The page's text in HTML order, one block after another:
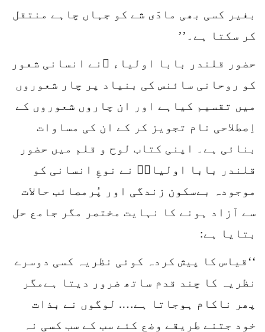
بغیر کسی بھی مادّی شے کو جہاں چاہے منتقل
کر سکتا ہے۔’’
حضور قلندر بابا اولیاء ؒنے انسانی شعور
کو روحانی سائنس کی بنیاد پر چار شعوروں
میں تقسیم کیاہے اور ان چاروں شعوروں کے
اِصطلاحی نام تجویز کر کے ان کی مساوات
بنائی ہے۔ اپنی کتاب لوح و قلم میں حضور
قلندر بابا اولیاءؒ نے نوعِ انسانی کو
موجودہ بےسکون زندگی اور پُرمصائب حالات
سے آزاد ہونے کا نہایت مختصر مگر جامع حل
بتایا ہے:
‘‘قیاس کا پیش کردہ کوئی نظریہ کسی دوسرے
نظریہ کا چند قدم ساتھ ضرور دیتا ہےمگر
پھر ناکام ہوجاتا ہے…. لوگوں نے بذات
خود جتنے طریقے وضع کئے سب کے سب کسی نہ